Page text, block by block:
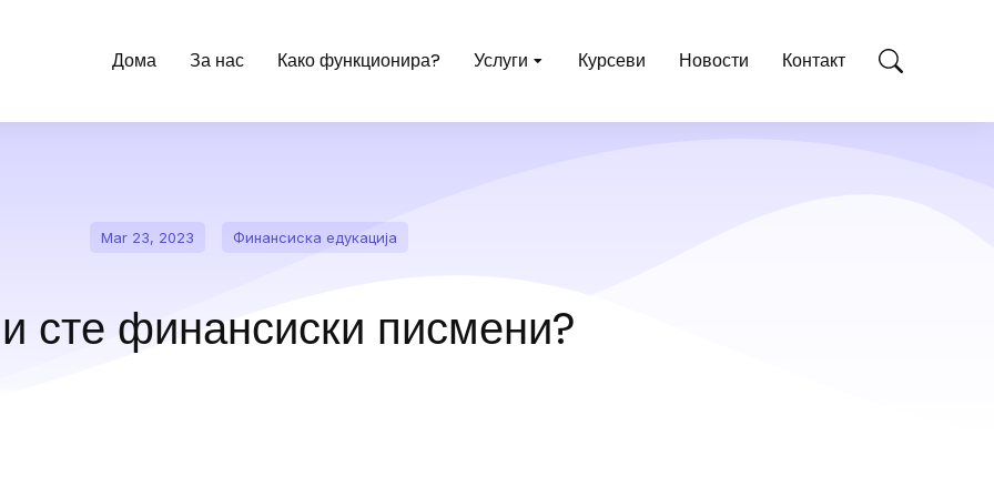
Дома За нас Како функционира? Услуги Курсеви Новости Контакт
Mar 23, 2023 Финансиска едукација
сте финансиски писмени?